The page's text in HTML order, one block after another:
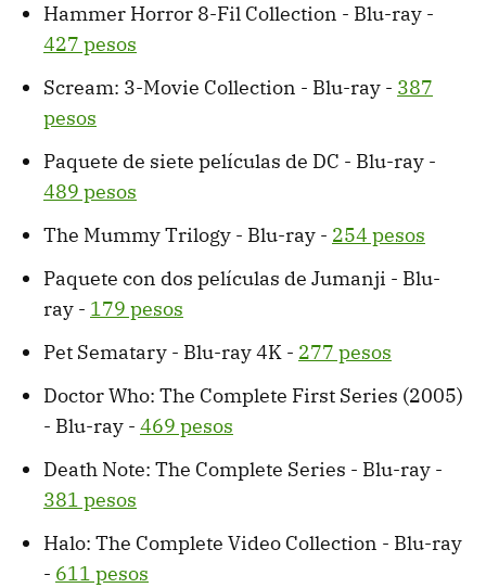
Hammer Horror 8-Fil Collection - Blu-ray -
427 pesos
Scream: 3-Movie Collection - Blu-ray - 387
pesos
Paquete de siete películas de DC - Blu-ray -
489 pesos
The Mummy Trilogy - Blu-ray - 254 pesos
Paquete con dos películas de Jumanji - Blu-
ray - 179 pesos
Pet Sematary - Blu-ray 4K - 277 pesos
Doctor Who: The Complete First Series (2005)
- Blu-ray - 469 pesos
Death Note: The Complete Series - Blu-ray -
381 pesos
Halo: The Complete Video Collection - Blu-ray
- 611 pesos